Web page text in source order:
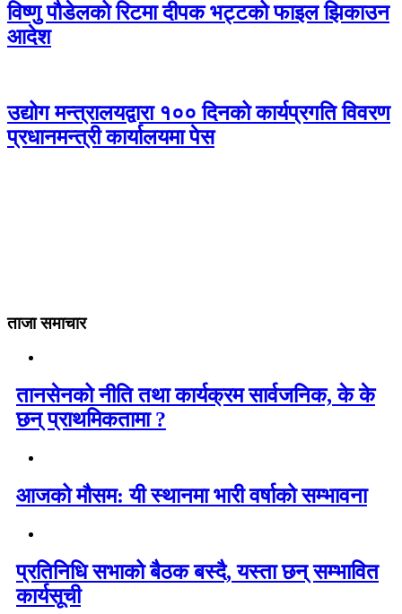
विष्णु पौडेलको रिटमा दीपक भट्टको फाइल झिकाउन
आदेश
उद्योग मन्त्रालयद्वारा १०० दिनको कार्यप्रगति विवरण
प्रधानमन्त्री कार्यालयमा पेस
ताजा समाचार
तानसेनको नीति तथा कार्यक्रम सार्वजनिक, के के
छन् प्राथमिकतामा ?
आजको मौसम: यी स्थानमा भारी वर्षाको सम्भावना
प्रतिनिधि सभाको बैठक बस्दै, यस्ता छन् सम्भावित
कार्यसूची